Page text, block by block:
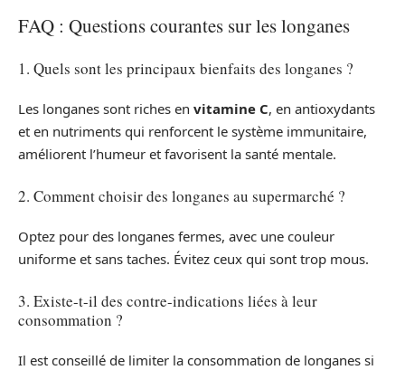
FAQ : Questions courantes sur les longanes
1. Quels sont les principaux bienfaits des longanes ?
Les longanes sont riches en vitamine C, en antioxydants
et en nutriments qui renforcent le système immunitaire,
améliorent l’humeur et favorisent la santé mentale.
2. Comment choisir des longanes au supermarché ?
Optez pour des longanes fermes, avec une couleur
uniforme et sans taches. Évitez ceux qui sont trop mous.
3. Existe-t-il des contre-indications liées à leur
consommation ?
Il est conseillé de limiter la consommation de longanes si